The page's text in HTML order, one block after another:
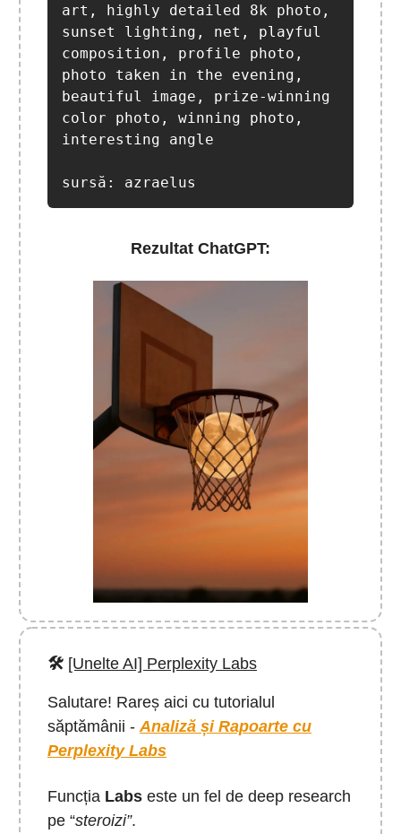
art, highly detailed 8k photo,
sunset lighting, net, playful
composition, profile photo,
photo taken in the evening,
beautiful image, prize-winning
color photo, winning photo,
interesting angle
sursă: azraelus
Rezultat ChatGPT:
🛠️ [Unelte AI] Perplexity Labs
Salutare! Rareș aici cu tutorialul
săptămânii -Analiză și Rapoarte cu
Perplexity Labs
Funcția Labs este un fel de deep research
pe “steroizi”.